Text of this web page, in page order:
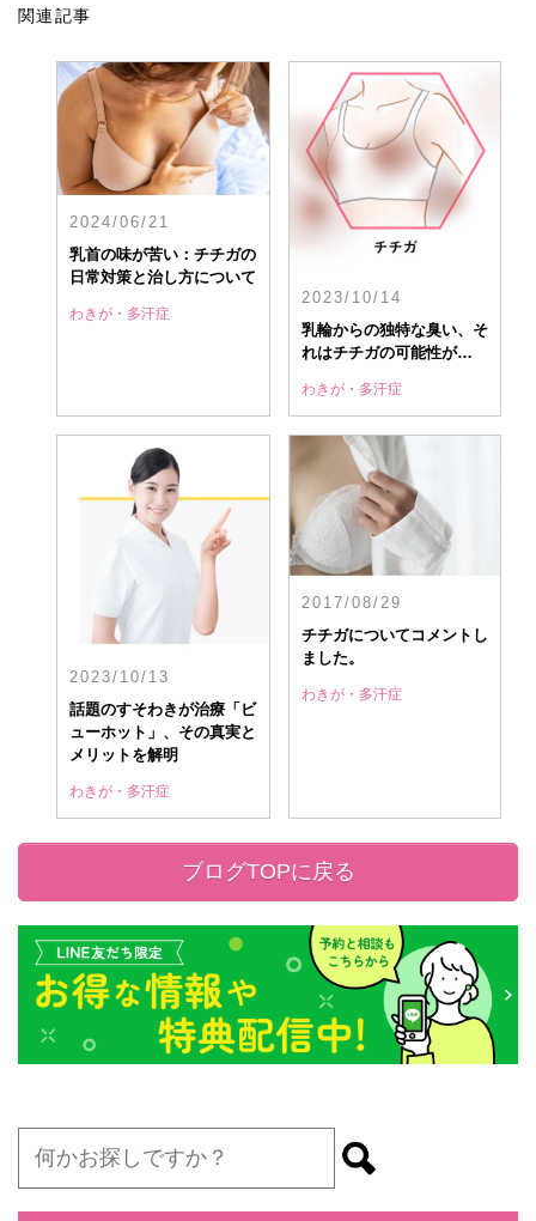
関連記事
2024/06/21
乳首の味が苦い：チチガの
日常対策と治し方について
わきが・多汗症
2023/10/14
乳輪からの独特な臭い、そ
れはチチガの可能性が…
わきが・多汗症
2023/10/13
話題のすそわきが治療「ビ
ューホット」、その真実と
メリットを解明
わきが・多汗症
2017/08/29
チチガについてコメントし
ました。
わきが・多汗症
ブログTOPに戻る